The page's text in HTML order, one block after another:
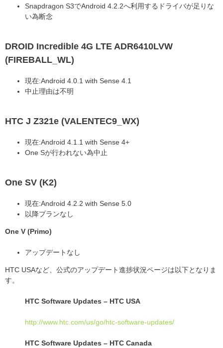
Snapdragon S3でAndroid 4.2.2へ利用するドライバが足りな
い為断念
DROID Incredible 4G LTE ADR6410LVW
(FIREBALL_WL)
現在:Android 4.0.1 with Sense 4.1
中止理由は不明
HTC J Z321e (VALENTEC9_WX)
現在:Android 4.1.1 with Sense 4+
One Sが行われない為中止
One SV (K2)
現在:Android 4.2.2 with Sense 5.0
以降プランなし
One V (Primo)
アップデートなし
HTC USAなど、公式のアップデート進捗状況ページは以下となりま
す。
HTC Software Updates – HTC USA
http://www.htc.com/us/go/htc-software-updates/
HTC Software Updates – HTC Canada